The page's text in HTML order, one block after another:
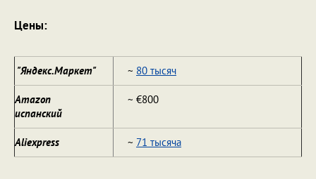
Цены:
"Яндекс.Маркет" ~ 80 тысяч
Amazon
испанский
~ €800
Aliexpress ~ 71 тысяча